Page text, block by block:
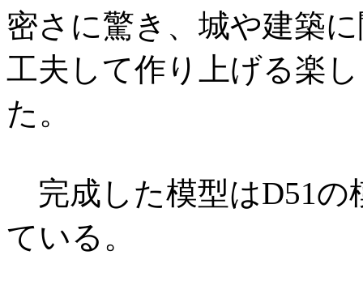
密さに驚き、城や建築
工夫して作り上げる楽
た。
完成した模型はD51の
ている。